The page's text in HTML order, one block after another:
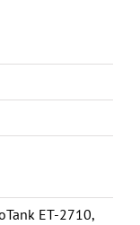
ET-2710,